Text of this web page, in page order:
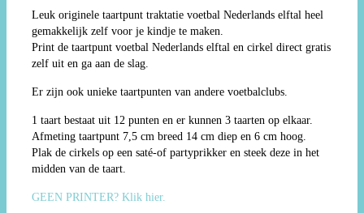
Leuk originele taartpunt traktatie voetbal Nederlands elftal heel
gemakkelijk zelf voor je kindje te maken.
Print de taartpunt voetbal Nederlands elftal en cirkel direct gratis
zelf uit en ga aan de slag.
Er zijn ook unieke taartpunten van andere voetbalclubs.
1 taart bestaat uit 12 punten en er kunnen 3 taarten op elkaar.
Afmeting taartpunt 7,5 cm breed 14 cm diep en 6 cm hoog.
Plak de cirkels op een saté-of partyprikker en steek deze in het
midden van de taart.
GEEN PRINTER? Klik hier.